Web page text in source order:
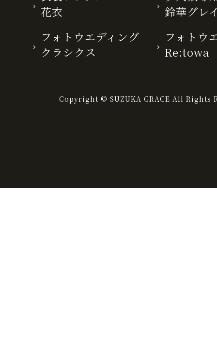
花衣
鈴華グレ
フォトウエディング
クラシクス
フォトウ
Re:towa
Copyright © SUZUKA GRACE All Rights